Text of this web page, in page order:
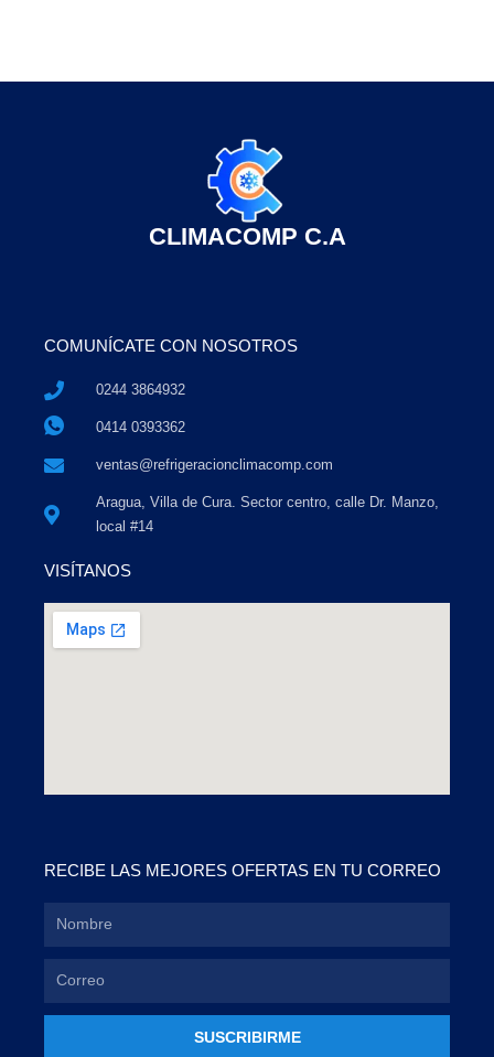
CLIMACOMP C.A
COMUNÍCATE CON NOSOTROS
0244 3864932
0414 0393362
ventas@refrigeracionclimacomp.com
Aragua, Villa de Cura. Sector centro, calle Dr. Manzo,
local #14
VISÍTANOS
RECIBE LAS MEJORES OFERTAS EN TU CORREO
SUSCRIBIRME